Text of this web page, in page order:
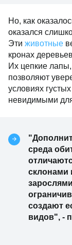
Но, как
оказался
Эти животные
кронах
Их цепкие
позволяют
условиях
невидимыми
среда
склонами
создают
видов", -